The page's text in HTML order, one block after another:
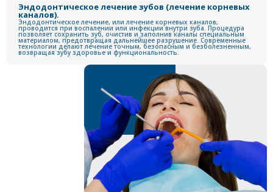
Эндодонтическое лечение зубов (лечение корневых
каналов).
Эндодонтическое лечение, или лечение корневых каналов,
проводится при воспалении или инфекции внутри зуба. Процедура
позволяет сохранить зуб, очистив и заполнив каналы специальным
материалом, предотвращая дальнейшее разрушение. Современные
технологии делают лечение точным, безопасным и безболезненным,
возвращая зубу здоровье и функциональность.